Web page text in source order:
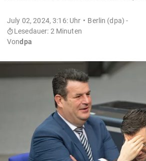
July 02, 2024, 3:16: Uhr
Berlin (dpa) -
Lesedauer: 2 Minuten
Vondpa